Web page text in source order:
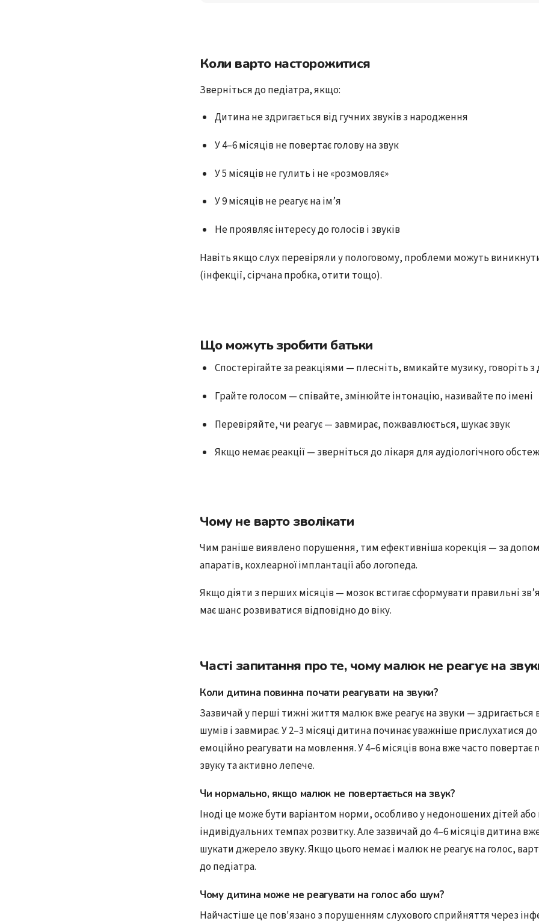
Коли варто насторожитися
Зверніться до педіатра, якщо:
Дитина не здригається від гучних звуків з народження
У 4–6 місяців не повертає голову на звук
У 5 місяців не гулить і не «розмовляє»
У 9 місяців не реагує на ім’я
Не проявляє інтересу до голосів і звуків
Навіть якщо слух перевіряли у пологовому, проблеми можуть
(інфекції, сірчана пробка, отити тощо).
Що можуть зробити батьки
Спостерігайте за реакціями — плесніть, вмикайте музику, говоріть
Грайте голосом — співайте, змінюйте інтонацію, називайте по імені
Перевіряйте, чи реагує — завмирає, пожвавлюється, шукає звук
Якщо немає реакції — зверніться до лікаря для аудіологічного
Чому не варто зволікати
Чим раніше виявлено порушення, тим ефективніша корекція — за
апаратів, кохлеарної імплантації або логопеда.
Якщо діяти з перших місяців — мозок встигає сформувати правильні
має шанс розвиватися відповідно до віку.
Часті запитання про те, чому малюк не реагує на
Коли дитина повинна почати реагувати на звуки?
Зазвичай у перші тижні життя малюк вже реагує на звуки — здригається
шумів і завмирає. У 2–3 місяці дитина починає уважніше прислухатися до
емоційно реагувати на мовлення. У 4–6 місяців вона вже часто повертає
звуку та активно лепече.
Чи нормально, якщо малюк не повертається на звук?
Іноді це може бути варіантом норми, особливо у недоношених дітей
індивідуальних темпах розвитку. Але зазвичай до 4–6 місяців дитина
шукати джерело звуку. Якщо цього немає і малюк не реагує на голос,
до педіатра.
Чому дитина може не реагувати на голос або шум?
Найчастіше це пов'язано з порушенням слухового сприйняття через